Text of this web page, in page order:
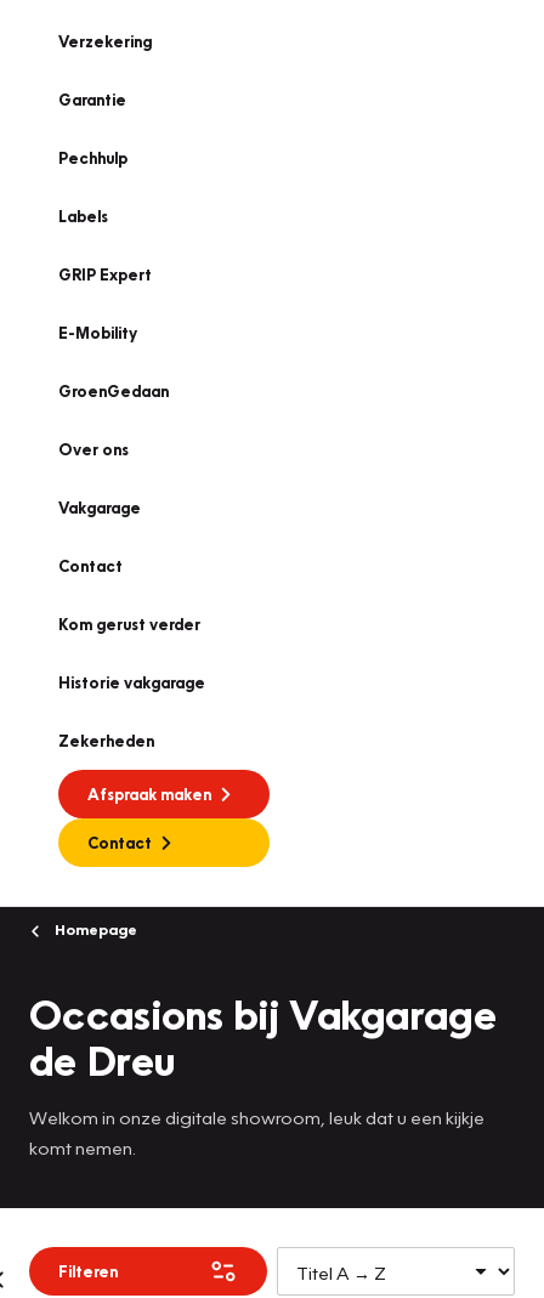
Verzekering
Garantie
Pechhulp
Labels
GRIP Expert
E-Mobility
GroenGedaan
Over ons
Vakgarage
Contact
Kom gerust verder
Historie vakgarage
Zekerheden
Afspraak maken
Contact
Homepage
Occasions bij Vakgarage
de Dreu
Welkom in onze digitale showroom, leuk dat u een kijkje
komt nemen.
Filteren